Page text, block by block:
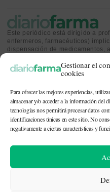
Gestionar el
cookies
Para ofrecer las mejores experiencias,
almacenar y/o acceder a la información del
tecnologías nos permitirá procesar datos
identificaciones únicas en este sitio. No
negativamente a ciertas características y
Este periódico está dirigido a
enfermeros, farmacéuticos)
dispensación de medicamentos,
sanitaria.
CONTACTO Y QUIÉNES SOMOS|
© 2026. Todos los derechos
fotográficos: